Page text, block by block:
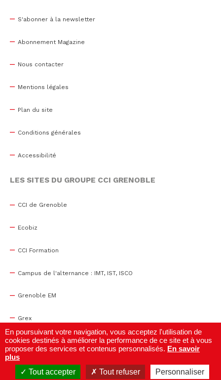
S'abonner à la newsletter
Abonnement Magazine
Nous contacter
Mentions légales
Plan du site
Conditions générales
Accessibilité
LES SITES DU GROUPE CCI GRENOBLE
CCI de Grenoble
Ecobiz
CCI Formation
Campus de l'alternance : IMT, IST, ISCO
Grenoble EM
Grex
WTC Grenoble
Centre de congrès
En poursuivant votre navigation, vous acceptez l'utilisation de
cookies destinés à améliorer la performance de ce site et à vous
proposer des services et contenus personnalisés. En savoir
plus
Tout accepter
Tout refuser Personnaliser